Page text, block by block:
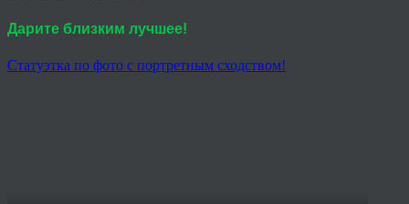
Дарите близким лучшее!
Статуэтка по фото с портретным сходством!